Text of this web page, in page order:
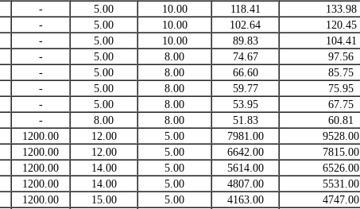
- 5.00 10.00 118.41
133.98
- 5.00 10.00 102.64
120.45
- 5.00 10.00 89.83
104.41
- 5.00 8.00 74.67
97.56
- 5.00 8.00 66.60
85.75
- 5.00 8.00 59.77
75.95
- 5.00 8.00 53.95
67.75
- 8.00 8.00 51.83
60.81
1200.00 12.00 5.00 7981.00
9528.00
1200.00 12.00 5.00 6642.00
7815.00
1200.00 14.00 5.00 5614.00
6526.00
1200.00 14.00 5.00 4807.00
5531.00
1200.00 15.00 5.00 4163.00
4747.00